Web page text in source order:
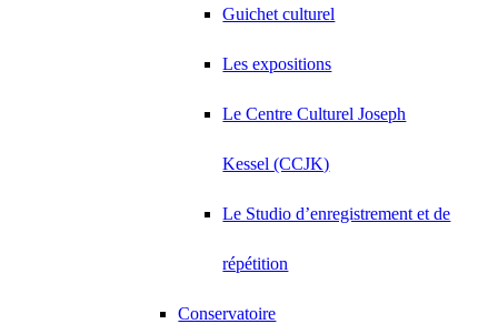
Guichet culturel
Les expositions
Le Centre Culturel Joseph
Kessel (CCJK)
Le Studio d’enregistrement et de
répétition
Conservatoire